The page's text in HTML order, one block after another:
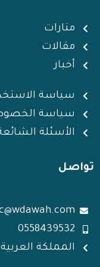
n
r
a
منارات
مقالات
أخبار
سياسة
سياسة
الأسئلة
تواصل
0558439532
المملكة